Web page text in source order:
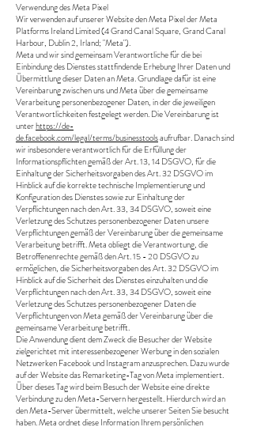
Verwendung des Meta Pixel
Wir verwenden auf unserer Website den Meta Pixel der Meta
Platforms Ireland Limited (4 Grand Canal Square, Grand Canal
Harbour, Dublin 2, Irland; "Meta").
Meta und wir sind gemeinsam Verantwortliche für die bei
Einbindung des Dienstes stattfindende Erhebung Ihrer Daten und
Übermittlung dieser Daten an Meta. Grundlage dafür ist eine
Vereinbarung zwischen uns und Meta über die gemeinsame
Verarbeitung personenbezogener Daten, in der die jeweiligen
Verantwortlichkeiten festgelegt werden. Die Vereinbarung ist
unterhttps://de-
de.facebook.com/legal/terms/businesstoolsaufrufbar. Danach sind
wir insbesondere verantwortlich für die Erfüllung der
Informationspflichten gemäß der Art. 13, 14 DSGVO, für die
Einhaltung der Sicherheitsvorgaben des Art. 32 DSGVO im
Hinblick auf die korrekte technische Implementierung und
Konfiguration des Dienstes sowie zur Einhaltung der
Verpflichtungen nach den Art. 33, 34 DSGVO, soweit eine
Verletzung des Schutzes personenbezogener Daten unsere
Verpflichtungen gemäß der Vereinbarung über die gemeinsame
Verarbeitung betrifft. Meta obliegt die Verantwortung, die
Betroffenenrechte gemäß den Art. 15 - 20 DSGVO zu
ermöglichen, die Sicherheitsvorgaben des Art. 32 DSGVO im
Hinblick auf die Sicherheit des Dienstes einzuhalten und die
Verpflichtungen nach den Art. 33, 34 DSGVO, soweit eine
Verletzung des Schutzes personenbezogener Daten die
Verpflichtungen von Meta gemäß der Vereinbarung über die
gemeinsame Verarbeitung betrifft.
Die Anwendung dient dem Zweck die Besucher der Website
zielgerichtet mit interessenbezogener Werbung in den sozialen
Netzwerken Facebook und Instagram anzusprechen. Dazu wurde
auf der Website das Remarketing-Tag von Meta implementiert.
Über dieses Tag wird beim Besuch der Website eine direkte
Verbindung zu den Meta-Servern hergestellt. Hierdurch wird an
den Meta-Server übermittelt, welche unserer Seiten Sie besucht
haben. Meta ordnet diese Information Ihrem persönlichen